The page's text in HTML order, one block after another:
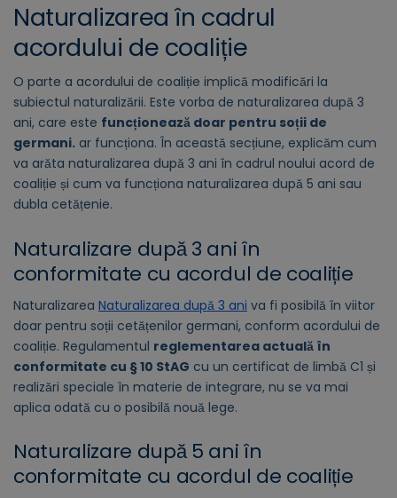
Naturalizarea în cadrul
acordului de coaliție
O parte a acordului de coaliție implică modificări la
subiectul naturalizării. Este vorba de naturalizarea după 3
ani, care este funcționează doar pentru soții de
germani. ar funcționa. În această secțiune, explicăm cum
va arăta naturalizarea după 3 ani în cadrul noului acord de
coaliție și cum va funcționa naturalizarea după 5 ani sau
dubla cetățenie.
Naturalizare după 3 ani în
conformitate cu acordul de coaliție
Naturalizarea Naturalizarea după 3 ani va fi posibilă în viitor
doar pentru soții cetățenilor germani, conform acordului de
coaliție. Regulamentul reglementarea actuală în
conformitate cu § 10 StAG cu un certificat de limbă C1 și
realizări speciale în materie de integrare, nu se va mai
aplica odată cu o posibilă nouă lege.
Naturalizare după 5 ani în
conformitate cu acordul de coaliție